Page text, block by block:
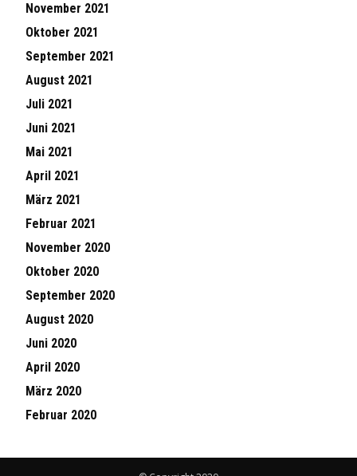
November 2021
Oktober 2021
September 2021
August 2021
Juli 2021
Juni 2021
Mai 2021
April 2021
März 2021
Februar 2021
November 2020
Oktober 2020
September 2020
August 2020
Juni 2020
April 2020
März 2020
Februar 2020